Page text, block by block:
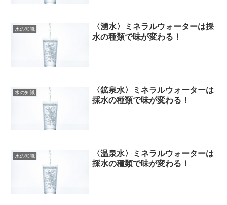
水の知識
〈湧水〉ミネラルウォーターは採
水の種類で味が変わる！
水の知識
〈鉱泉水〉ミネラルウォーターは
採水の種類で味が変わる！
水の知識
〈温泉水〉ミネラルウォーターは
採水の種類で味が変わる！